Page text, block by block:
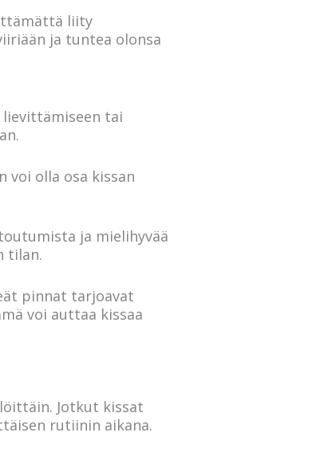
liity
ja tuntea olonsa
tai
olla osa kissan
ja mielihyvää
tilan.
pinnat tarjoavat
voi auttaa kissaa
Jotkut kissat
rutiinin aikana.